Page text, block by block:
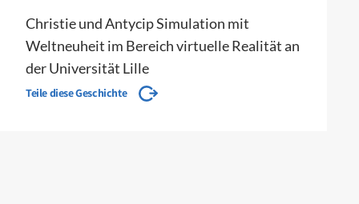
Christie und Antycip Simulation mit
Weltneuheit im Bereich virtuelle Realität an
der Universität Lille
Teile diese Geschichte